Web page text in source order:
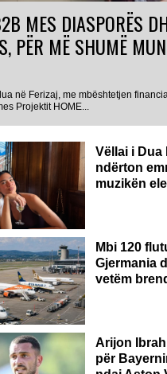
MES DIASPORËS
PËR MË SHUMË
në Ferizaj, me mbështetjen
Projektit HOME...
Vëllai i Dua
ndërton
muzikën
Mbi 120
Gjermania
vetëm
Arijon
për